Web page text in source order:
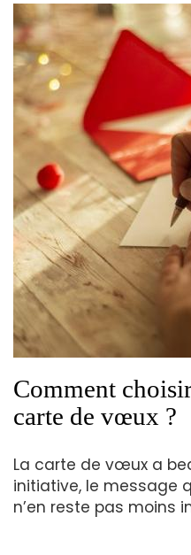
Comment
carte de vœux ?
La carte de vœux a
initiative, le message
n’en reste pas moins